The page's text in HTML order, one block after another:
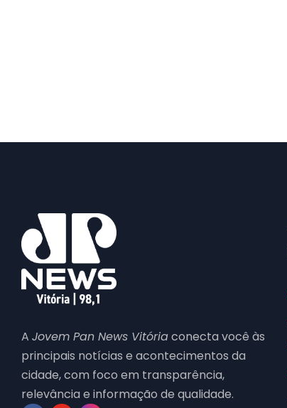
A Jovem Pan News Vitóriaconecta você às
principais notícias e acontecimentos da
cidade, com foco em transparência,
relevância e informação de qualidade.